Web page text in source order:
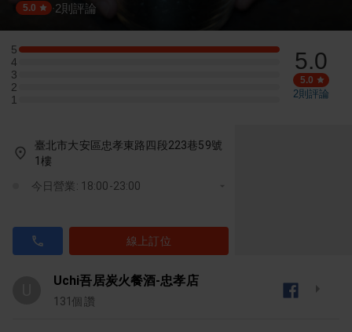
5.0 ·2 則評論
5
5 星：1 則評論
4
4 星：0 則評論
3
3 星：0 則評論
2
2 星：0 則評論
1
1 星：0 則評論
5.0
5.0
2則評論
臺北市大安區忠孝東路四段223巷59號
1樓
今日營業: 18:00-23:00
線上訂位
Uchi吾居炭火餐酒-忠孝店
131個讚